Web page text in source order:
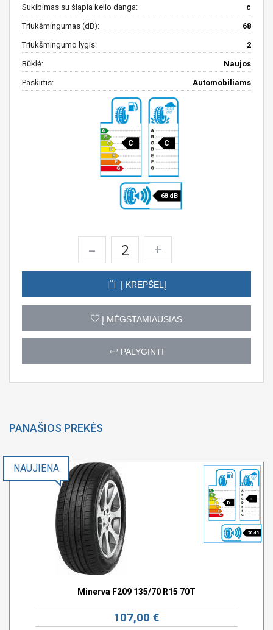
Sukibimas su šlapia kelio danga: c
Triukšmingumas (dB): 68
Triukšmingumo lygis: 2
Būklė: Naujos
Paskirtis: Automobiliams
C C
68 dB
– +
Į KREPŠELĮ
Į MĖGSTAMIAUSIAS
PALYGINTI
PANAŠIOS PREKĖS
D
c
70 dB
NAUJIENA
Minerva F209 135/70 R15 70T
107,00 €